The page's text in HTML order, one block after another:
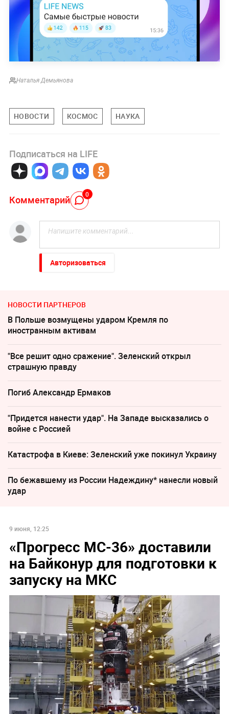
Наталья Демьянова
НОВОСТИ КОСМОС НАУКА
Подписаться на LIFE
Комментарий 0
Авторизоваться
НОВОСТИ ПАРТНЕРОВ
В Польше возмущены ударом Кремля по
иностранным активам
"Все решит одно сражение". Зеленский открыл
страшную правду
Погиб Александр Ермаков
"Придется нанести удар". На Западе высказались о
войне с Россией
Катастрофа в Киеве: Зеленский уже покинул Украину
По бежавшему из России Надеждину* нанесли новый
удар
9 июня, 12:25
«Прогресс МС-36» доставили
на Байконур для подготовки к
запуску на МКС